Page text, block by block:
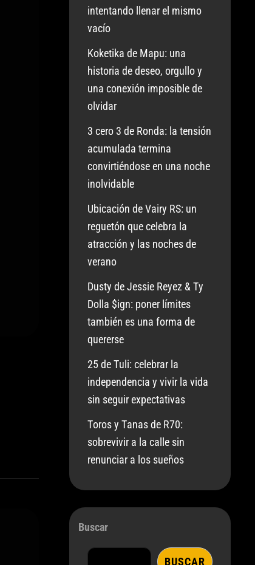
intentando llenar el mismo
vacío
Koketika de Mapu: una
historia de deseo, orgullo y
una conexión imposible de
olvidar
3 cero 3 de Ronda: la tensión
acumulada termina
convirtiéndose en una noche
inolvidable
Ubicación de Vairy RS: un
reguetón que celebra la
atracción y las noches de
verano
Dusty de Jessie Reyez & Ty
Dolla $ign: poner límites
también es una forma de
quererse
25 de Tuli: celebrar la
independencia y vivir la vida
sin seguir expectativas
Toros y Tanas de R70:
sobrevivir a la calle sin
renunciar a los sueños
Buscar
BUSCAR